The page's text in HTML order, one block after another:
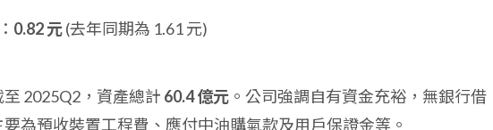
： 0.82 元(去年同期為 1.61 元)
至 2025Q2，資產總計 60.4 億元 。公司強調自有資金充裕，無銀行借
為預收裝置工程費、應付中油購氣款及用戶保證金等。